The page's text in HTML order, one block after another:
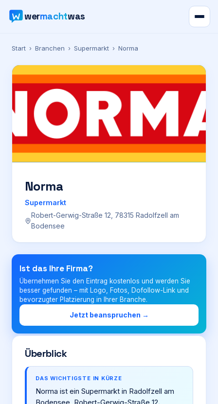
wermachtwas
Verzeichnis
Karte
Ratgeber
Werbung
Preise
Für Firmen
Login
Firma eintragen
Start › Branchen › Supermarkt › Norma
Norma
Supermarkt
Robert-Gerwig-Straße 12, 78315 Radolfzell am
Bodensee
Ist das Ihre Firma?
Übernehmen Sie den Eintrag kostenlos und werden Sie
besser gefunden – mit Logo, Fotos, Dofollow-Link und
bevorzugter Platzierung in Ihrer Branche.
Jetzt beanspruchen →
Überblick
DAS WICHTIGSTE IN KÜRZE
Norma ist ein Supermarkt in Radolfzell am